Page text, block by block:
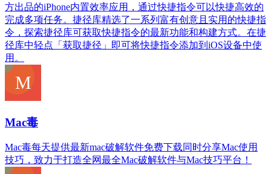
方出品的iPhone内置效率应用，通过快捷指令可以快捷高效的
完成多项任务。捷径库精选了一系列富有创意且实用的快捷指
令，探索捷径库可获取快捷指令的最新功能和构建方式。在捷
径库中轻点「获取捷径」即可将快捷指令添加到iOS设备中使
用。
Mac毒
Mac毒每天提供最新mac破解软件免费下载同时分享Mac使用
技巧，致力于打造全网最全Mac破解软件与Mac技巧平台！